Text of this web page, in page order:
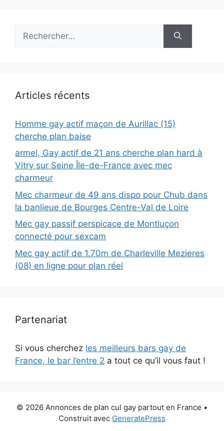
Articles récents
Homme gay actif maçon de Aurillac (15)
cherche plan baise
armel, Gay actif de 21 ans cherche plan hard à
Vitry sur Seine Île-de-France avec mec
charmeur
Mec charmeur de 49 ans dispo pour Chub dans
la banlieue de Bourges Centre-Val de Loire
Mec gay passif perspicace de Montluçon
connecté pour sexcam
Mec gay actif de 1.70m de Charleville Mezieres
(08) en ligne pour plan réel
Partenariat
Si vous cherchez les meilleurs bars gay de
France, le bar l’entre 2 a tout ce qu’il vous faut !
© 2026 Annonces de plan cul gay partout en France •
Construit avec GeneratePress